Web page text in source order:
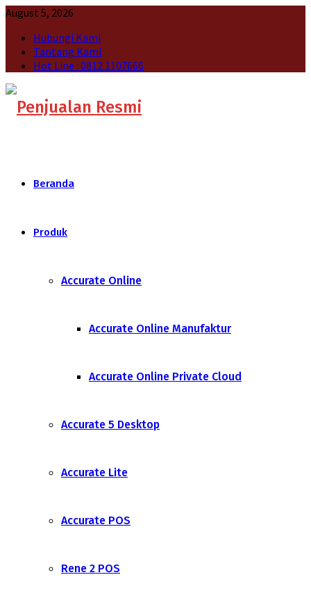
August 5, 2026
Hubungi Kami
Tantang Kami
Hot Line : 0812 1107666
Beranda
Produk
Accurate Online
Accurate Online Manufaktur
Accurate Online Private Cloud
Accurate 5 Desktop
Accurate Lite
Accurate POS
Rene 2 POS